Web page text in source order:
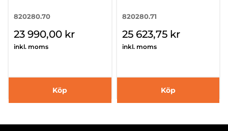
820280.70
23 990,00 kr
inkl. moms
Köp
820280.71
25 623,75 kr
inkl. moms
Köp